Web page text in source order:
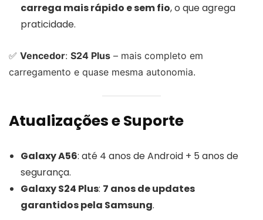
carrega mais rápido e sem fio, o que agrega
praticidade.
✅ Vencedor: S24 Plus – mais completo em
carregamento e quase mesma autonomia.
Atualizações e Suporte
Galaxy A56: até 4 anos de Android + 5 anos de
segurança.
Galaxy S24 Plus: 7 anos de updates
garantidos pela Samsung.